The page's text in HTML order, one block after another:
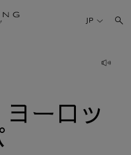
JP
ーロッ